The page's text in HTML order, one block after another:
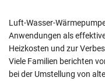
Luft-Wasser-
Anwendungen als
Heizkosten und zur
Viele Familien berichten
bei der Umstellung von